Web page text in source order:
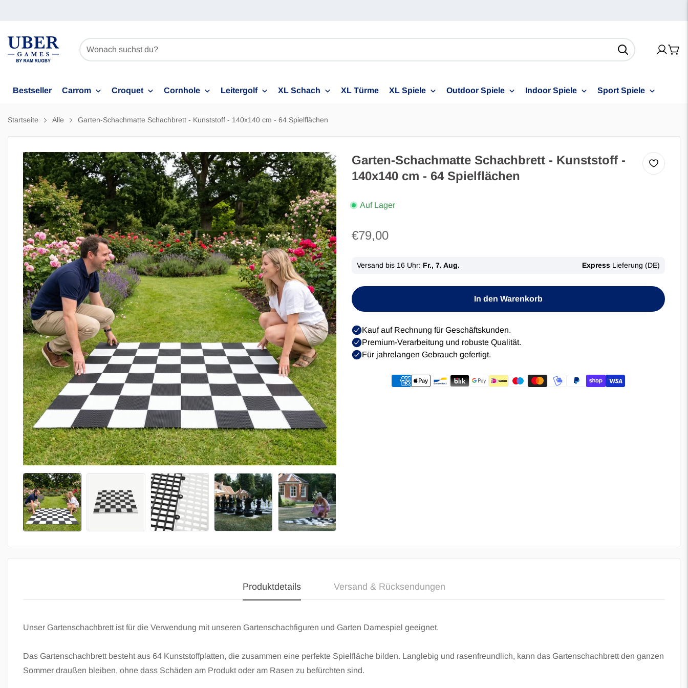
Bestseller Carrom Croquet Cornhole Leitergolf XL Schach XL Türme XL Spiele Outdoor Spiele Indoor Spiele Sport Spiele
Startseite Alle Garten-Schachmatte Schachbrett - Kunststoff - 140x140 cm - 64 Spielflächen
Garten-Schachmatte Schachbrett - Kunststoff -
140x140 cm - 64 Spielflächen
Auf Lager
Regulärer
€79,00
In den Warenkorb
Produktdetails Versand & Rücksendungen
Unser Gartenschachbrett ist für die Verwendung mit unseren Gartenschachfiguren und Garten Damespiel geeignet.
Das Gartenschachbrett besteht aus 64 Kunststoffplatten, die zusammen eine perfekte Spielfläche bilden. Langlebig und rasenfreundlich, kann das Gartenschachbrett den ganzen
Sommer draußen bleiben, ohne dass Schäden am Produkt oder am Rasen zu befürchten sind.